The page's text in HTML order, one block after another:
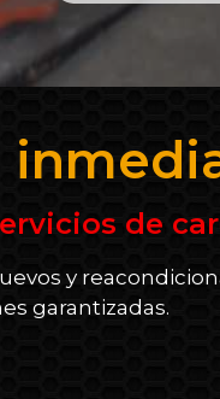
de
y
garantizadas.